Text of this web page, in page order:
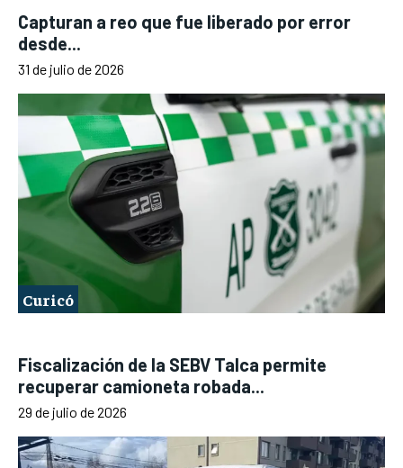
Capturan a reo que fue liberado por error
desde...
31 de julio de 2026
Curicó
Fiscalización de la SEBV Talca permite
recuperar camioneta robada...
29 de julio de 2026